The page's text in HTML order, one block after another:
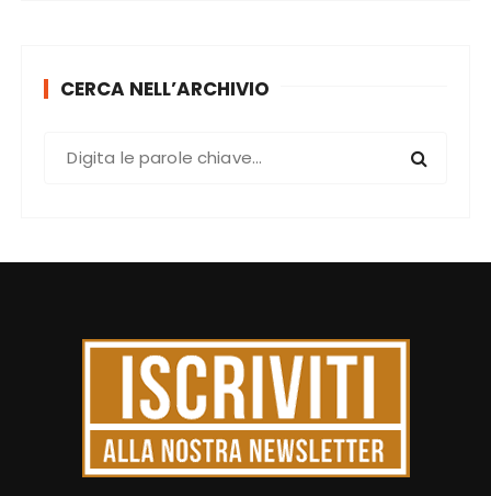
CERCA NELL’ARCHIVIO